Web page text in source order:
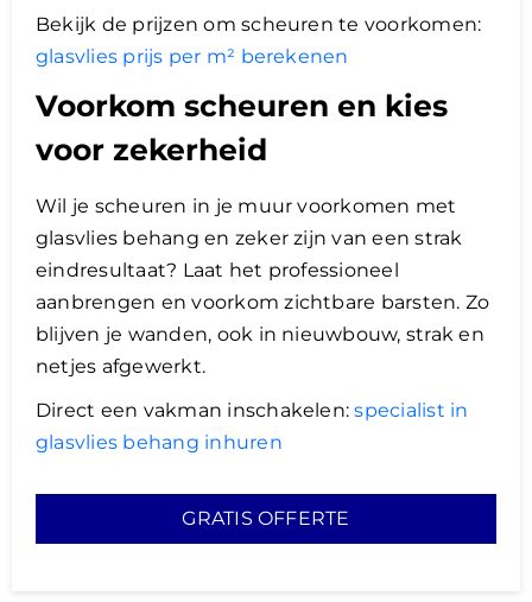
Bekijk de prijzen om scheuren te voorkomen:
glasvlies prijs per m² berekenen
Voorkom scheuren en kies
voor zekerheid
Wil je scheuren in je muur voorkomen met
glasvlies behang en zeker zijn van een strak
eindresultaat? Laat het professioneel
aanbrengen en voorkom zichtbare barsten. Zo
blijven je wanden, ook in nieuwbouw, strak en
netjes afgewerkt.
Direct een vakman inschakelen:specialist in
glasvlies behang inhuren
GRATIS OFFERTE